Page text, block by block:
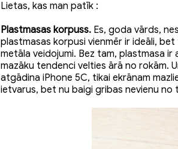
Lietas, kas man patīk :
Plastmasas korpuss.Es, goda vārds,
plastmasas korpusi vienmēr ir ideāli,
metāla veidojumi. Bez tam, plastmasa
mazāku tendenci velties ārā no rokām.
atgādina iPhone 5C, tikai ekrānam
ietvarus, bet nu baigi gribas nevienu